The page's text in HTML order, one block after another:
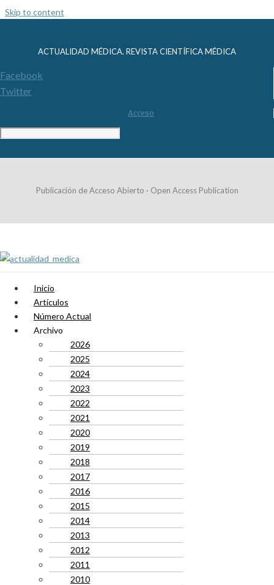
Skip to content
ACTUALIDAD MÉDICA. REVISTA CIENTÍFICA MÉDICA
Facebook
Twitter
Acceso
Publicación de Acceso Abierto · Open Access Publication
Inicio
Artículos
Número Actual
Archivo
2026
2025
2024
2023
2022
2021
2020
2019
2018
2017
2016
2015
2014
2013
2012
2011
2010